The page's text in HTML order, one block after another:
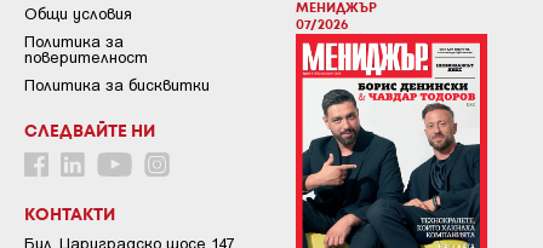
МЕНИДЖЪР
07/2026
Общи условия
Пoлитикa зa
пoвepитeлнocт
Политика за бисквитки
СЛЕДВАЙТЕ НИ
КОНТАКТИ
Бул. Цариградско шосе 147,